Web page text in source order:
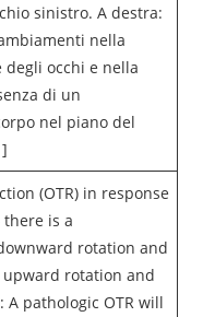
sinistro. A destra:
nella
occhi e nella
di un
nel piano del